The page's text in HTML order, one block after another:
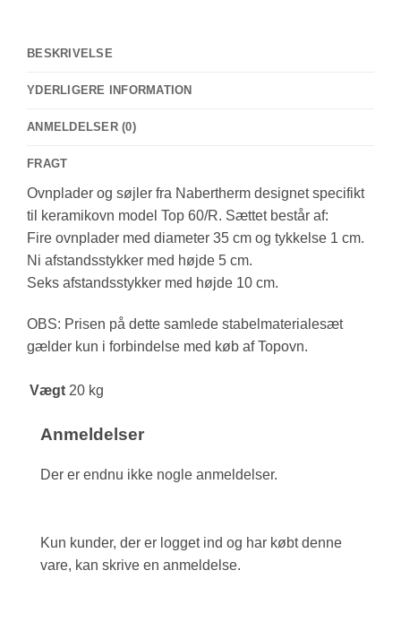
BESKRIVELSE
YDERLIGERE INFORMATION
ANMELDELSER (0)
FRAGT
Ovnplader og søjler fra Nabertherm designet specifikt
til keramikovn model Top 60/R. Sættet består af:
Fire ovnplader med diameter 35 cm og tykkelse 1 cm.
Ni afstandsstykker med højde 5 cm.
Seks afstandsstykker med højde 10 cm.
OBS: Prisen på dette samlede stabelmaterialesæt
gælder kun i forbindelse med køb af Topovn.
Vægt 20 kg
Anmeldelser
Der er endnu ikke nogle anmeldelser.
Kun kunder, der er logget ind og har købt denne
vare, kan skrive en anmeldelse.